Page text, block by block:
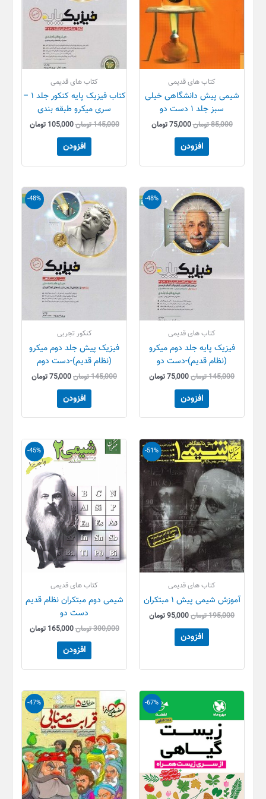
کتاب های قدیمی
شیمی پیش دانشگاهی خیلی
سبز جلد ۱ دست دو
85,000تومان75,000تومان
افزودن
کتاب های قدیمی
کتاب فیزیک پایه کنکور جلد ۱ –
سری میکرو طبقه بندی
145,000تومان105,000 تومان
افزودن
-48%
کتاب های قدیمی
فیزیک پایه جلد دوم میکرو
(نظام قدیم)-دست دو
145,000تومان
قیمت
اصلی
145,000 تومان
بود.
75,000تومان
قیمت
فعلی
75,000 تومان
افزودن
-48%
کنکور تجربی
فیزیک پیش جلد دوم میکرو
(نظام قدیم)-دست دوم
145,000تومان
قیمت
اصلی
145,000 تومان
بود.
75,000تومان
قیمت
فعلی
افزودن
-51%
کتاب های قدیمی
آموزش شیمی پیش ۱ مبتکران
195,000تومان
قیمت
اصلی
195,000 تومان
بود.
95,000تومان
قیمت
فعلی
است.
افزودن
-45%
کتاب های قدیمی
شیمی دوم مبتکران نظام قدیم
دست دو
300,000تومان
قیمت
اصلی
300,000 تومان
بود.
165,000 تومان
قیمت
فعلی
است.
افزودن
-67%
60,000 تومان
بود.
قیمت
فعلی
20,000 تومان
است.
-47%
قیمت
اصلی
66,000 تومان
بود.
قیمت
فعلی
است.